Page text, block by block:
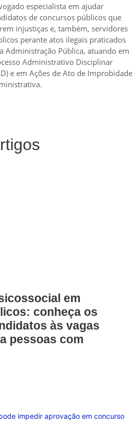
especialista em ajudar
de concursos públicos que
injustiças e, também, servidores
perante atos ilegais praticados
Administração Pública, atuando em
Administrativo Disciplinar
e em Ações de Ato de Improbidade
em
conheça os
às vagas
pessoas com